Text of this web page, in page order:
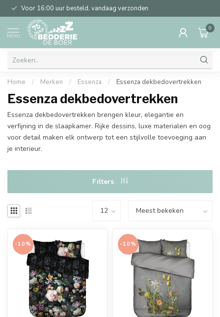
Voor 16:00 uur besteld, vandaag verzonden
MENU
0
Home / Merken / Essenza / Essenza dekbedovertrekken
Essenza dekbedovertrekken
Essenza dekbedovertrekken brengen kleur, elegantie en
verfijning in de slaapkamer. Rijke dessins, luxe materialen en oog
voor detail maken elk ontwerp tot een stijlvolle toevoeging aan
je interieur.
Filters
-10% -10%